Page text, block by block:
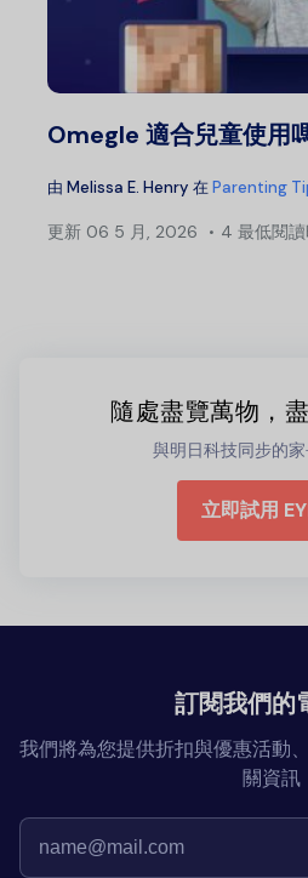
Omegle 適合兒童使用
由 Melissa E. Henry 在Parenting
更新 06 5 月, 2026 4 最低閱
隨處盡覽萬物，
與明日科技同步的
立即試用
訂閱我們的
我們將為您提供折扣與優惠活動
關資訊